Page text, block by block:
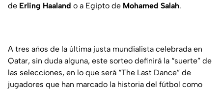
de Erling Haaland o a Egipto de Mohamed Salah.
A tres años de la última justa mundialista celebrada en
Qatar, sin duda alguna, este sorteo definirá la “suerte” de
las selecciones, en lo que será “The Last Dance” de
jugadores que han marcado la historia del fútbol como